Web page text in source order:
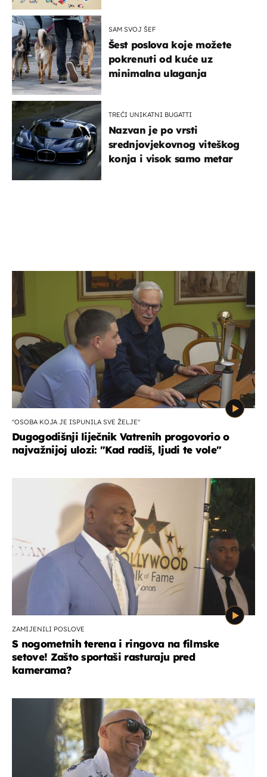
SAM SVOJ ŠEF
Šest poslova koje možete
pokrenuti od kuće uz
minimalna ulaganja
TREĆI UNIKATNI BUGATTI
Nazvan je po vrsti
srednjovjekovnog viteškog
konja i visok samo metar
"OSOBA KOJA JE ISPUNILA SVE ŽELJE"
Dugogodišnji liječnik Vatrenih progovorio o
najvažnijoj ulozi: "Kad radiš, ljudi te vole"
ZAMIJENILI POSLOVE
S nogometnih terena i ringova na filmske
setove! Zašto sportaši rasturaju pred
kamerama?